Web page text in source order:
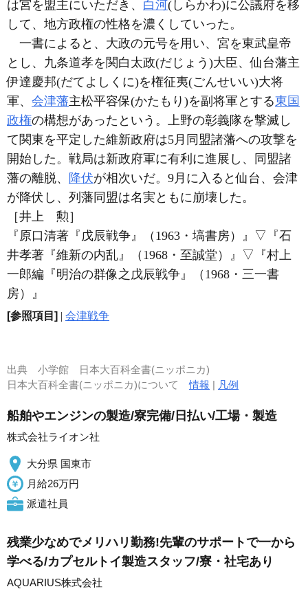
は宮を盟主にいただき、 白河(しらかわ)に公議府を移
して、地方政権の性格を濃くしていった。
一書によると、大政の元号を用い、宮を東武皇帝
とし、九条道孝を関白太政(だじょう)大臣、仙台藩主
伊達慶邦(だてよしくに)を権征夷(ごんせいい)大将
軍、 会津藩主松平容保(かたもり)を副将軍とする東国
政権の構想があったという。上野の彰義隊を撃滅し
て関東を平定した維新政府は5月同盟諸藩への攻撃を
開始した。戦局は新政府軍に有利に進展し、同盟諸
藩の離脱、
降伏が相次いだ。9月に入ると仙台、会津
が降伏し、列藩同盟は名実ともに崩壊した。
［井上 勲］
『原口清著『戊辰戦争』（1963・塙書房）』 ▽ 『石
井孝著『維新の内乱』（1968・至誠堂）』 ▽ 『村上
一郎編『明治の群像之戊辰戦争』（1968・三一書
房）』
[参照項目] | 会津戦争
出典 小学館 日本大百科全書(ニッポニカ)
日本大百科全書(ニッポニカ)について情報 | 凡例
船舶やエンジンの製造/寮完備/日払い/工場・製造
株式会社ライオン社
大分県 国東市
月給26万円
派遣社員
残業少なめでメリハリ勤務!先輩のサポートで一から
学べる/カプセルトイ製造スタッフ/寮・社宅あり
AQUARIUS株式会社